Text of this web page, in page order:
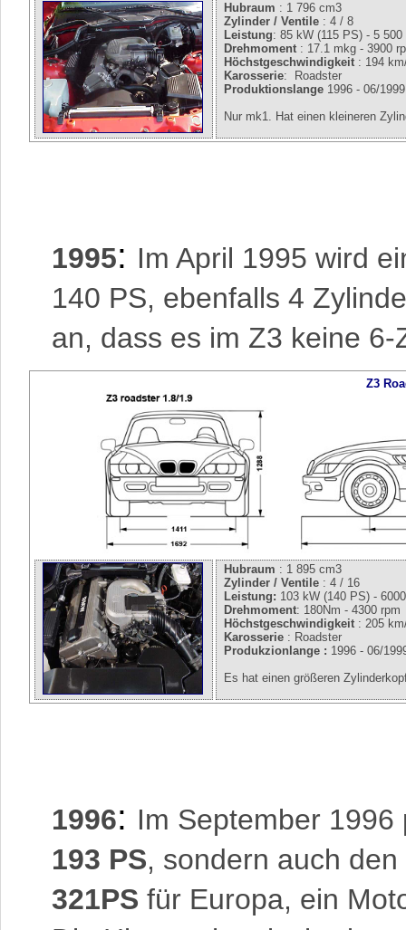
Hubraum : 1 796 cm3
Zylinder / Ventile : 4 / 8
Leistung: 85 kW (115 PS) - 5 500
Drehmoment : 17.1 mkg - 3900
Höchstgeschwindigkeit : 194
Karosserie: Roadster
Produktionslange 1996 - 06/
Nur mk1. Hat einen kleineren
1995: Im April 1995 wird
140 PS, ebenfalls 4
an, dass es im Z3 keine
Z3
Hubraum : 1 895 cm3
Zylinder / Ventile : 4 / 16
Leistung: 103 kW (140 PS) -
Drehmoment: 180Nm - 4300 rpm
Höchstgeschwindigkeit : 205
Karosserie : Roadster
Produkzionlange : 1996 - 06/
Es hat einen größeren
1996: Im September
193 PS, sondern auch den
321PS für Europa, ein